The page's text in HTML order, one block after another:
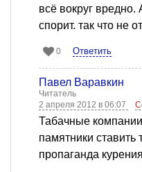
всё вокруг вредно.
спорит. так что не
0 Ответить
Павел Варавкин
Читатель
2 апреля 2012 в 06:07
Табачные
памятники ставить
пропаганда